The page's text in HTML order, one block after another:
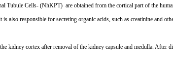
Tubule Cells- (NhKPT) are obtained from the cortical part of the
also responsible for secreting organic acids, such as creatinine and
kidney cortex after removal of the kidney capsule and medulla. After